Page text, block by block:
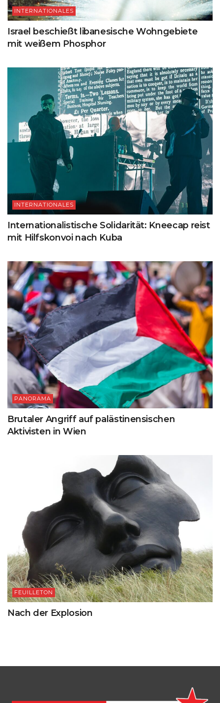
INTERNATIONALES
Israel beschießt libanesische Wohngebiete
mit weißem Phosphor
INTERNATIONALES
Internationalistische Solidarität: Kneecap reist
mit Hilfskonvoi nach Kuba
PANORAMA
Brutaler Angriff auf palästinensischen
Aktivisten in Wien
FEUILLETON
Nach der Explosion